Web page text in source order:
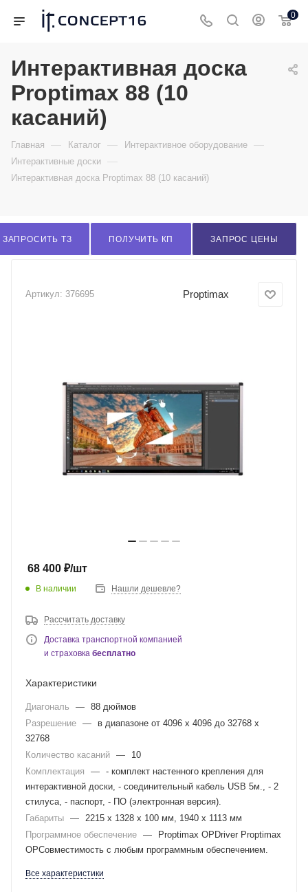
0
Интерактивная доска
Proptimax 88 (10
касаний)
Главная — Каталог — Интерактивное оборудование —
Интерактивные доски —
Интерактивная доска Proptimax 88 (10 касаний)
ЗАПРОСИТЬ ТЗ ПОЛУЧИТЬ КП ЗАПРОС ЦЕНЫ
Артикул: 376695 Proptimax
68 400 ₽/шт
В наличии Нашли дешевле?
Рассчитать доставку
Доставка транспортной компанией
и страховка бесплатно
Характеристики
Диагональ — 88 дюймов
Разрешение —
в диапазоне от 4096 х 4096 до 32768 х
32768
Количество касаний —
10
Комплектация
— - комплект настенного крепления для
интерактивной доски, - соединительный кабель USB 5м., - 2
стилуса, - паспорт, - ПО (электронная версия).
Габариты — 2215 x 1328 x 100 мм, 1940 x 1113 мм
Программное обеспечение —
Proptimax OPDriver Proptimax
OPСовместимость с любым программным обеспечением.
Все характеристики